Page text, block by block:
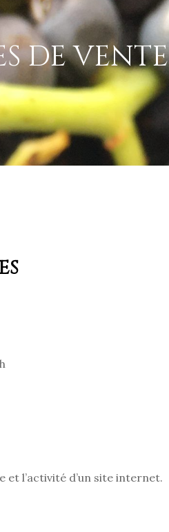
DE VENTE
et l’activité d’un site internet.